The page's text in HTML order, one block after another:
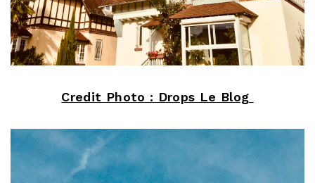
Credit Photo : Drops Le Blog